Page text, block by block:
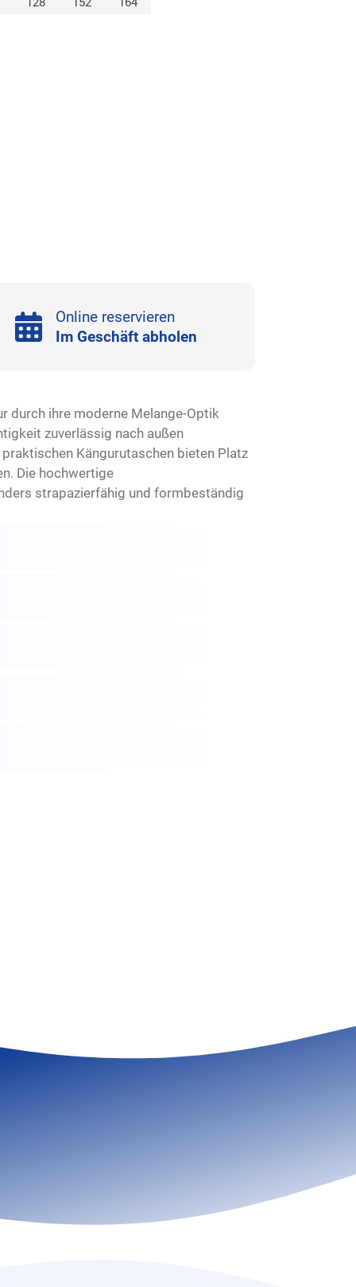
Online reservieren
Im Geschäft abholen
durch ihre moderne Melange-Optik
zuverlässig nach außen
Kängurutaschen bieten Platz
Die hochwertige
strapazierfähig und formbeständig